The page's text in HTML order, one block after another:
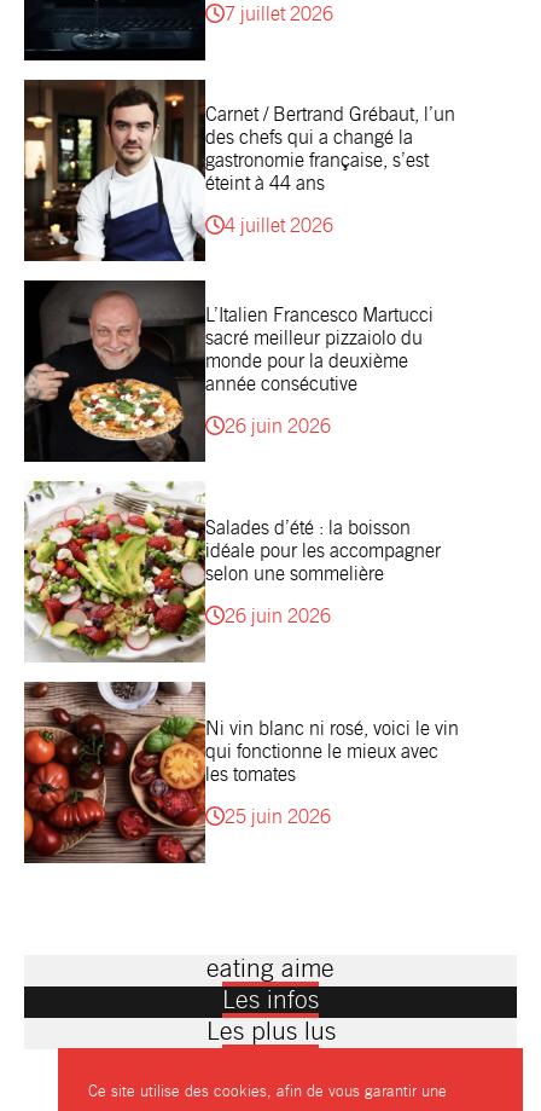
7 juillet 2026
Carnet / Bertrand Grébaut, l’un
des chefs qui a changé la
gastronomie française, s’est
éteint à 44 ans
4 juillet 2026
L’Italien Francesco Martucci
sacré meilleur pizzaiolo du
monde pour la deuxième
année consécutive
26 juin 2026
Salades d’été : la boisson
idéale pour les accompagner
selon une sommelière
26 juin 2026
Ni vin blanc ni rosé, voici le vin
qui fonctionne le mieux avec
les tomates
25 juin 2026
eating aime
Les infos
Les plus lus
Ce site utilise des cookies, afin de vous garantir une